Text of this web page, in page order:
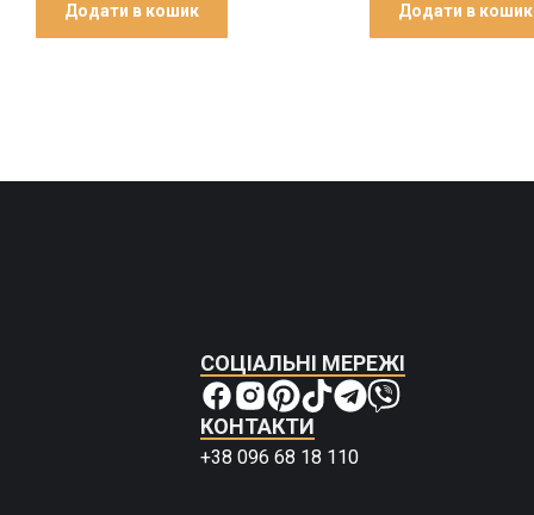
Додати в кошик Додати в кошик
СОЦІАЛЬНІ МЕРЕЖІ
КОНТАКТИ
+38 096 68 18 110